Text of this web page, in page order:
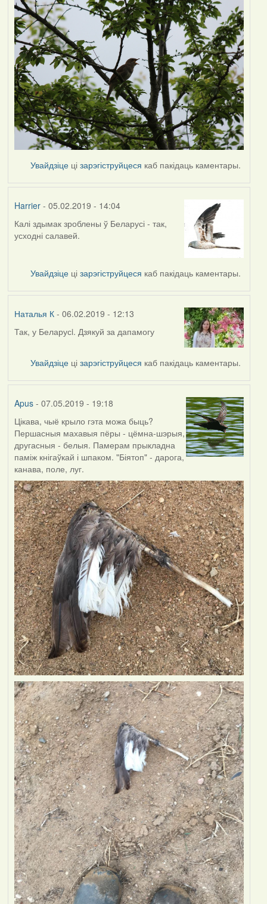
Увайдзіце цізарэгіструйцеся каб пакідаць каментары.
Harrier- 05.02.2019 - 14:04
In
reply
Наталья
К
Калі здымак зроблены ў Беларусі - так,
усходні салавей.
Увайдзіце цізарэгіструйцеся каб пакідаць каментары.
Наталья К- 06.02.2019 - 12:13
In
Harrier
Так, у Беларусi. Дзякуй за дапамогу
Увайдзіце цізарэгіструйцеся каб пакідаць каментары.
Apus- 07.05.2019 - 19:18
Цікава, чыё крыло гэта можа быць?
Першасныя махавыя пёры - цёмна-шэрыя,
другасныя - белыя. Памерам прыкладна
паміж кнігаўкай і шпаком. "Біятоп" - дарога,
канава, поле, луг.